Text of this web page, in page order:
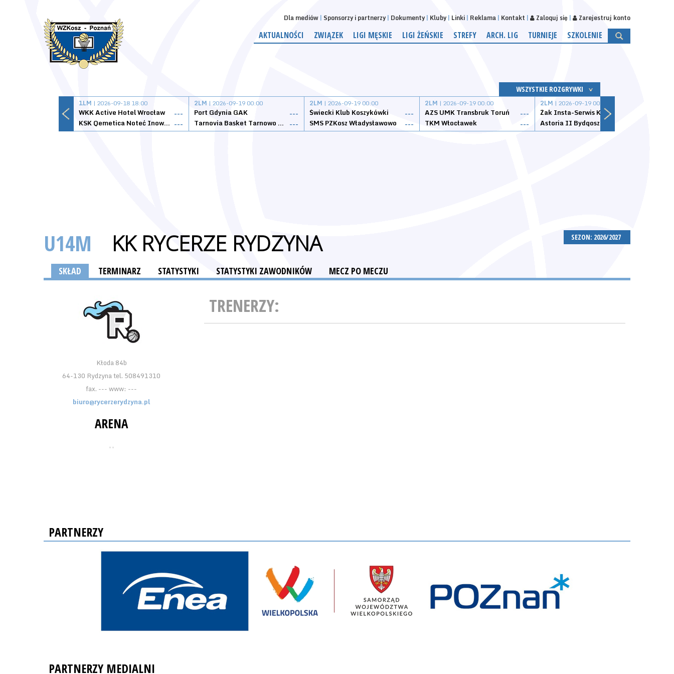
Dla mediów Sponsorzy i partnerzy Dokumenty Kluby Linki Reklama Kontakt Zaloguj się Zarejestruj konto
AKTUALNOŚCI ZWIĄZEK LIGI MĘSKIE LIGI ŻEŃSKIE STREFY ARCH. LIG TURNIEJE SZKOLENIE
WSZYSTKIE ROZGRYWKI
1LM | 2026-09-18 18:00
WKK Active Hotel Wrocław
---
KSK Qemetica Noteć Inowrocław ---
2LM | 2026-09-19 00:00
Port Gdynia GAK
---
Tarnovia Basket Tarnowo Podgórne ---
2LM | 2026-09-19 00:00
Świecki Klub Koszykówki
---
SMS PZKosz Władysławowo
---
2LM | 2026-09-19 00:00
AZS UMK Transbruk Toruń
---
TKM Włocławek
---
2LM | 2026-09-19 00:00
Żak Insta-Serwis Koszalin
Astoria II Bydgoszcz
SEZON: 2026/2027
U14M KK RYCERZE RYDZYNA
SKŁAD TERMINARZ STATYSTYKI STATYSTYKI ZAWODNIKÓW MECZ PO MECZU
Kłoda 84b
64-130 Rydzyna tel. 508491310
fax. --- www: ---
biuro@rycerzerydzyna.pl
ARENA
, ,
TRENERZY:
PARTNERZY
PARTNERZY MEDIALNI